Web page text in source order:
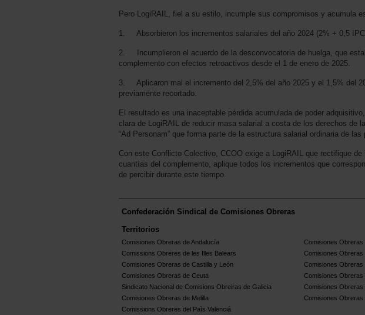
Pero LogiRAIL, fiel a su estilo, incumple sus compromisos y acumula
1. Absorbieron los incrementos salariales del año 2024 (2% + 0,5
2. Incumplieron el acuerdo de la desconvocatoria de huelga, que
complemento con efectos retroactivos desde el 1 de enero de 2025.
3. Aplicaron mal el incremento del 2,5% del año 2025 y el 1,5% del
previamente recortado.
El resultado es una inaceptable pérdida acumulada de poder
clara de LogiRAIL de reducir masa salarial a costa de los derechos de
“Ad Personam” que forma parte de la estructura salarial ordinaria de las
Con este Conflicto Colectivo, CCOO exige a LogiRAIL que rectifique
cuantías del complemento, aplique todos los incrementos que
de percibir durante este tiempo.
Confederación Sindical de Comisiones Obreras
Territorios
Comisiones Obreras de Andalucía Comisiones Obreras
Comissions Obreres de les Illes Balears
Comisiones Obreras
Comisiones Obreras de Castilla y León
Comisiones Obreras
Comisiones Obreras de Ceuta
Comisiones Obreras
Sindicato Nacional de Comisions Obreiras de Galicia
Comisiones Obreras
Comisiones Obreras de Melilla
Comisiones Obreras
Comissions Obreres del Paìs Valenciá